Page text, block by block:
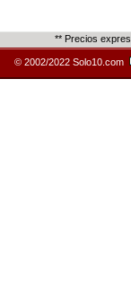
** Precios
© 2002/2022 Solo10.com